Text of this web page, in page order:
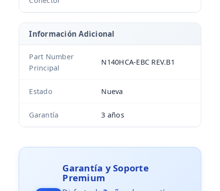
Información Adicional
Part Number
Principal
N140HCA-EBC REV.B1
Estado Nueva
Garantía 3 años
Garantía y Soporte
Premium